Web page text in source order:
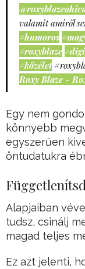
valamit amiről
#humoros
#roxyblaze
#közélet
Roxy Blaze -
Egy nem
könnyebb
egyszerűen
öntudatukra
Alapjaiban
tudsz, csinálj
magad teljes
Ez azt jelenti,